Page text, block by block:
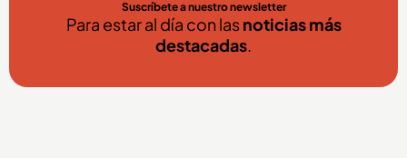
Suscríbete a nuestro newsletter
Para estar al día con lasnoticias más
destacadas.